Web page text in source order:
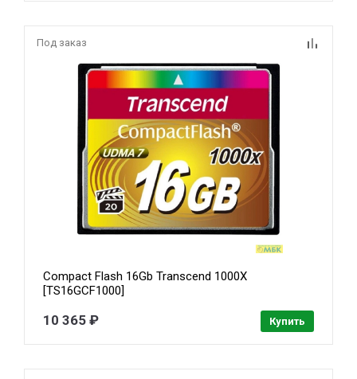
Под заказ
Compact Flash 16Gb Transcend 1000X
[TS16GCF1000]
10 365 ₽ Купить